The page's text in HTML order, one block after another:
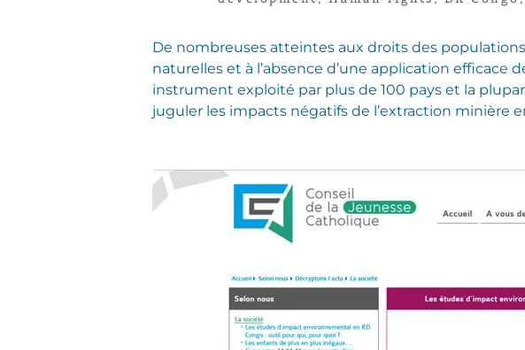
De nombreuses atteintes aux droits des populations
naturelles et à l’absence d’une application efficace
instrument exploité par plus de 100 pays et la
juguler les impacts négatifs de l’extraction minière